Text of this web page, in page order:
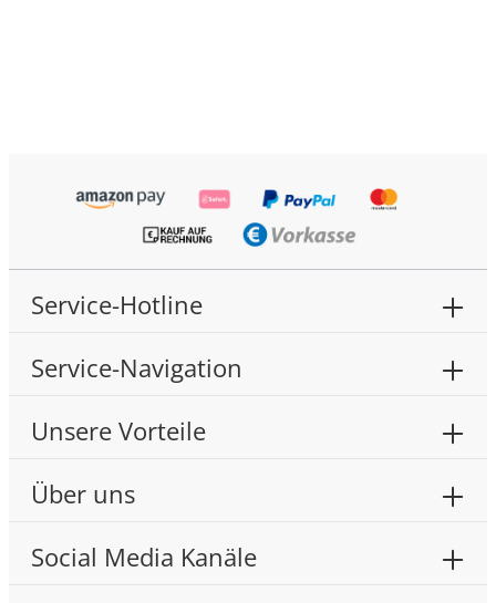
Service-Hotline
Service-Navigation
Unsere Vorteile
Über uns
Social Media Kanäle